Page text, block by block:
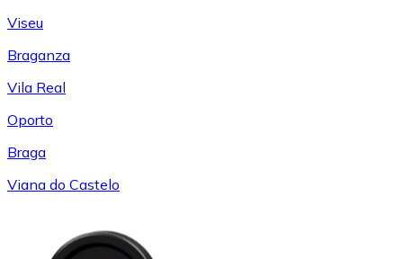
Viseu
Braganza
Vila Real
Oporto
Braga
Viana do Castelo